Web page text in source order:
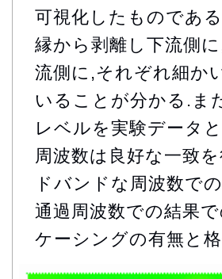
可視化したものであ
縁から剥離し下流側
流側に,それぞれ細か
いることが分かる.ま
レベルを実験データ
周波数は良好な一致
ドバンドな周波数で
通過周波数での結果
ケーシングの有無と